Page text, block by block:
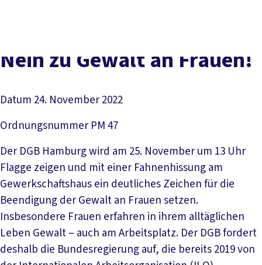
Service
Mitmachen
Nein zu Gewalt an Frauen!
Datum 24. November 2022
Ordnungsnummer PM 47
Der DGB Hamburg wird am 25. November um 13 Uhr
Flagge zeigen und mit einer Fahnenhissung am
Gewerkschaftshaus ein deutliches Zeichen für die
Beendigung der Gewalt an Frauen setzen.
Insbesondere Frauen erfahren in ihrem alltäglichen
Leben Gewalt – auch am Arbeitsplatz. Der DGB fordert
deshalb die Bundesregierung auf, die bereits 2019 von